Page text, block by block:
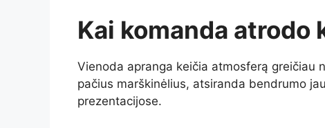
Kai komanda atrodo
Vienoda apranga keičia atmosferą greičiau
pačius marškinėlius, atsiranda bendrumo
prezentacijose.